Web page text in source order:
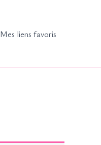
Mes liens favoris